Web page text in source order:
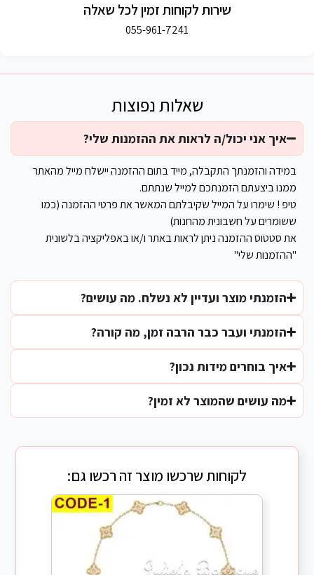
איך אני יכול/ה לראות את ההזמנות שלי?
במידה והזמנתך התקבלה, מייד בתום ההזמנה יישלח מייל מהאתר
ממנו ביצעתם הזמנתכם למייל שנתתם.
טיפ ! שימרו על המייל שקיבלתם המאשר את פרטי ההזמנה (כמו
ששומרים על חשבונית מהחנות)
את סטטוס ההזמנה ניתן לראות באתר ו/או באפליקציה בלשונית
"ההזמנות שלי"
הזמנתי מוצר ועדיין לא נשלח. מה עושים?
הזמנתי ועבר כבר הרבה זמן, מה קורה?
איך בוחרים מידות נכון?
מה עושים שהמוצר לא זמין?
שאלות נפוצות
שירות לקוחות זמין לכל שאלה
055-961-7241
לקוחות שרכשו מוצר זה רכשו גם: